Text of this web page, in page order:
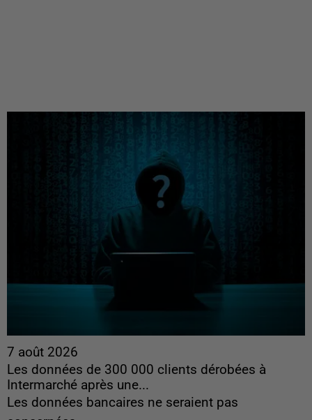
7 août 2026
Les données de 300 000 clients dérobées à
Intermarché après une...
Les données bancaires ne seraient pas